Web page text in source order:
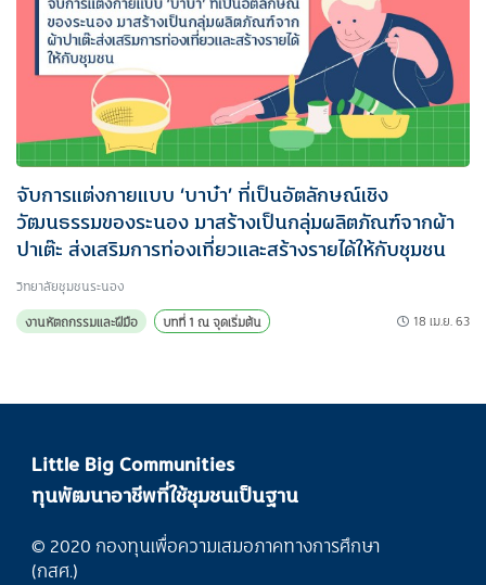
จับการแต่งกายแบบ ‘บาบ๋า’ ที่เป็นอัตลักษณ์เชิง
วัฒนธรรมของระนอง มาสร้างเป็นกลุ่มผลิตภัณฑ์จากผ้า
ปาเต๊ะ ส่งเสริมการท่องเที่ยวและสร้างรายได้ให้กับชุมชน
วิทยาลัยชุมชนระนอง
งานหัตถกรรมและฝีมือ
บทที่ 1 ณ จุดเริ่มต้น 18 เม.ย. 63
Little Big Communities
ทุนพัฒนาอาชีพที่ใช้ชุมชนเป็นฐาน
© 2020 กองทุนเพื่อความเสมอภาคทางการศึกษา
(กสศ.)